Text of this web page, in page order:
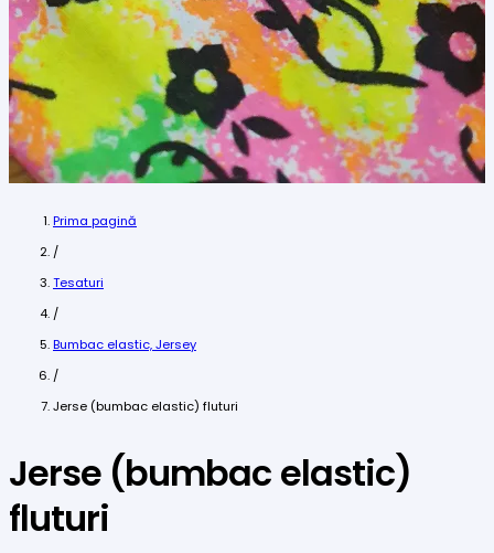
Prima pagină
/
Tesaturi
/
Bumbac elastic, Jersey
/
Jerse (bumbac elastic) fluturi
Jerse (bumbac elastic)
fluturi